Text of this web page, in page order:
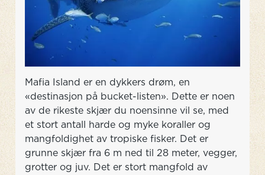
Mafia Island er en dykkers drøm, en
«destinasjon på bucket-listen». Dette er noen
av de rikeste skjær du noensinne vil se, med
et stort antall harde og myke koraller og
mangfoldighet av tropiske fisker. Det er
grunne skjær fra 6 m ned til 28 meter, vegger,
grotter og juv. Det er stort mangfold av